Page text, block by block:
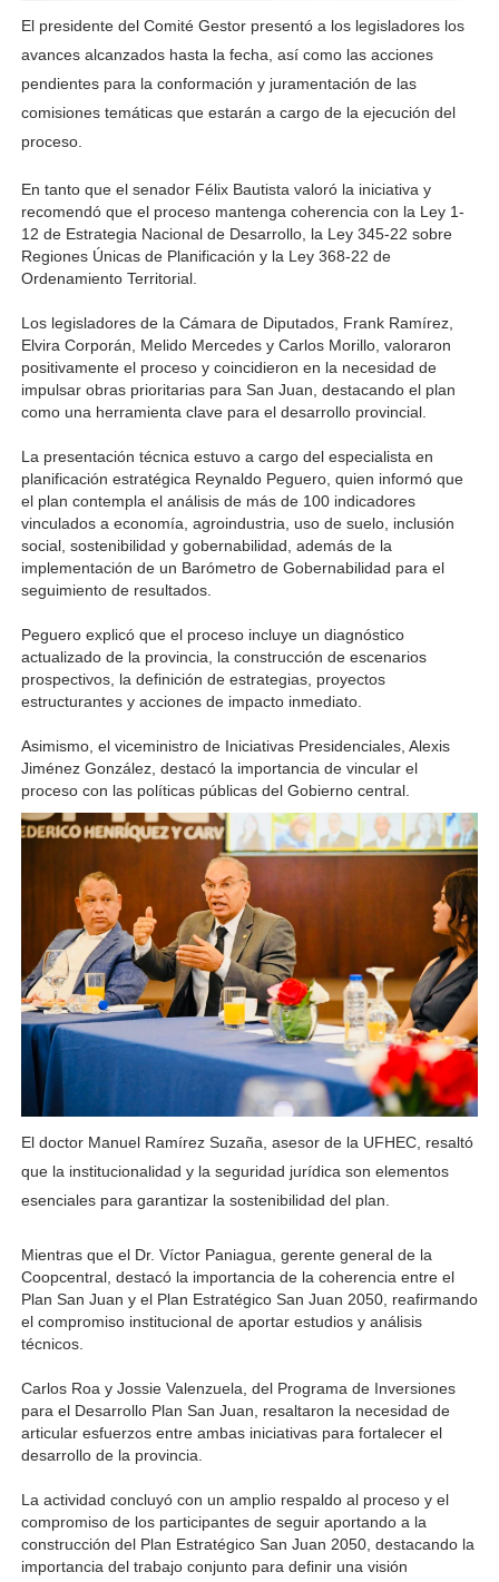
El presidente del Comité Gestor presentó a los legisladores los
avances alcanzados hasta la fecha, así como las acciones
pendientes para la conformación y juramentación de las
comisiones temáticas que estarán a cargo de la ejecución del
proceso.
En tanto que el senador Félix Bautista valoró la iniciativa y
recomendó que el proceso mantenga coherencia con la Ley 1-
12 de Estrategia Nacional de Desarrollo, la Ley 345-22 sobre
Regiones Únicas de Planificación y la Ley 368-22 de
Ordenamiento Territorial.
Los legisladores de la Cámara de Diputados, Frank Ramírez,
Elvira Corporán, Melido Mercedes y Carlos Morillo, valoraron
positivamente el proceso y coincidieron en la necesidad de
impulsar obras prioritarias para San Juan, destacando el plan
como una herramienta clave para el desarrollo provincial.
La presentación técnica estuvo a cargo del especialista en
planificación estratégica Reynaldo Peguero, quien informó que
el plan contempla el análisis de más de 100 indicadores
vinculados a economía, agroindustria, uso de suelo, inclusión
social, sostenibilidad y gobernabilidad, además de la
implementación de un Barómetro de Gobernabilidad para el
seguimiento de resultados.
Peguero explicó que el proceso incluye un diagnóstico
actualizado de la provincia, la construcción de escenarios
prospectivos, la definición de estrategias, proyectos
estructurantes y acciones de impacto inmediato.
Asimismo, el viceministro de Iniciativas Presidenciales, Alexis
Jiménez González, destacó la importancia de vincular el
proceso con las políticas públicas del Gobierno central.
El doctor Manuel Ramírez Suzaña, asesor de la UFHEC, resaltó
que la institucionalidad y la seguridad jurídica son elementos
esenciales para garantizar la sostenibilidad del plan.
Mientras que el Dr. Víctor Paniagua, gerente general de la
Coopcentral, destacó la importancia de la coherencia entre el
Plan San Juan y el Plan Estratégico San Juan 2050, reafirmando
el compromiso institucional de aportar estudios y análisis
técnicos.
Carlos Roa y Jossie Valenzuela, del Programa de Inversiones
para el Desarrollo Plan San Juan, resaltaron la necesidad de
articular esfuerzos entre ambas iniciativas para fortalecer el
desarrollo de la provincia.
La actividad concluyó con un amplio respaldo al proceso y el
compromiso de los participantes de seguir aportando a la
construcción del Plan Estratégico San Juan 2050, destacando la
importancia del trabajo conjunto para definir una visión